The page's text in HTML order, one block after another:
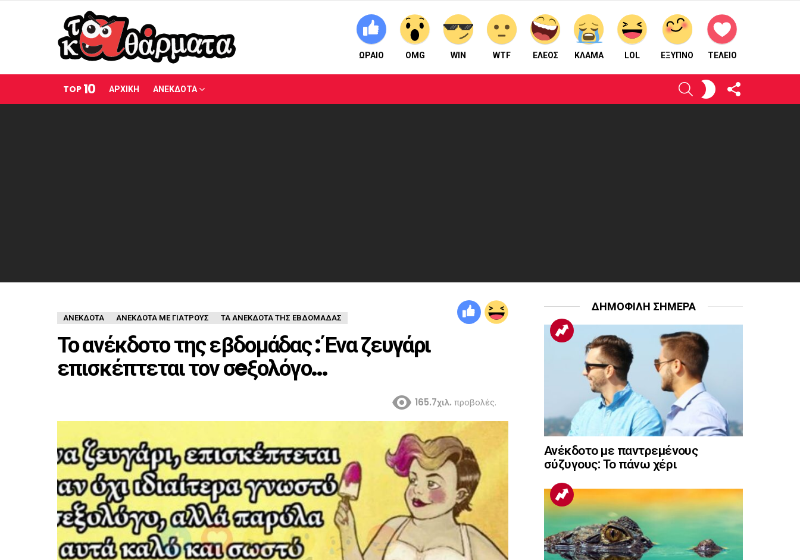
ΩΡΑΙΟ OMG WIN WTF ΕΛΕΟΣ ΚΛΑΜΑ LOL ΈΞΥΠΝΟ ΤΕΛΕΙΟ
TOP 10 ΑΡΧΙΚΗ ΑΝΕΚΔΟΤΑ
ΑΝΑΖΉΤΗΣΗΕΝΕΡΓΟΠΟΙΉΣΤΕ
ΤΟ
ΔΈΡΜΑ
ΑΝΈΚΔΟΤΑ ΑΝΈΚΔΟΤΑ ΜΕ ΓΙΑΤΡΟΎΣ ΤΑ ΑΝΕΚΔΟΤΑ ΤΗΣ ΕΒΔΟΜΑΔΑΣ
Το ανέκδοτο της εβδομάδας : Ένα ζευγάρι
επισκέπτεται τον σeξολόγο…
165.7χιλ. προβολές.
ΔΗΜΟΦΙΛΗ ΣΗΜΕΡΑ
Ανέκδοτο με παντρεμένους
σύζυγους: Το πάνω χέρι